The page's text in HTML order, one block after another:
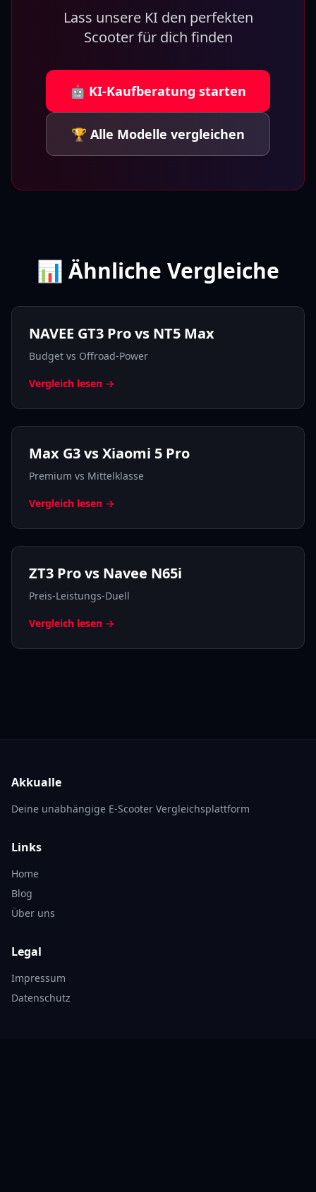
Lass unsere KI den perfekten
Scooter für dich finden
🤖 KI-Kaufberatung starten
🏆 Alle Modelle vergleichen
📊 Ähnliche Vergleiche
NAVEE GT3 Pro vs NT5 Max
Budget vs Offroad-Power
Vergleich lesen →
Max G3 vs Xiaomi 5 Pro
Premium vs Mittelklasse
Vergleich lesen →
ZT3 Pro vs Navee N65i
Preis-Leistungs-Duell
Vergleich lesen →
Akkualle
Deine unabhängige E-Scooter Vergleichsplattform
Links
Home
Blog
Über uns
Legal
Impressum
Datenschutz